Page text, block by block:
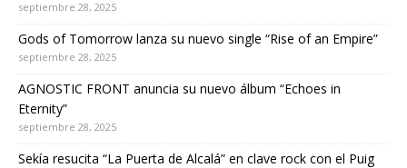
septiembre 28, 2025
Gods of Tomorrow lanza su nuevo single “Rise of an Empire”
septiembre 28, 2025
AGNOSTIC FRONT anuncia su nuevo álbum “Echoes in
Eternity”
septiembre 28, 2025
Sekía resucita “La Puerta de Alcalá” en clave rock con el Puig